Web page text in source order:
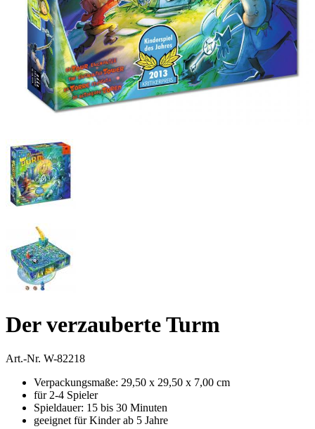
Der verzauberte Turm
Art.-Nr. W-82218
Verpackungsmaße: 29,50 x 29,50 x 7,00 cm
für 2-4 Spieler
Spieldauer: 15 bis 30 Minuten
geeignet für Kinder ab 5 Jahre